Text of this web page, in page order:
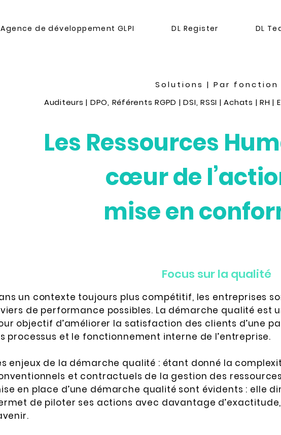
Agence de développement GLPI DL Register DL
Solutions | Par fonction
Auditeurs | DPO, Référents RGPD |DSI, RSSI |Achats |RH |
Les Ressources
cœur de
mise en
Focus sur la qualité
un contexte toujours plus compétitif, les entreprises
de performance possibles. La démarche qualité est
objectif d’améliorer la satisfaction des clients d’une
processus et le fonctionnement interne de l’entreprise.
enjeux de la démarche qualité : étant donné la
et contractuels de la gestion des
en place d’une démarche qualité sont évidents : elle
de piloter ses actions avec davantage